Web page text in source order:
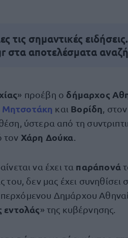
τις σημαντικές ειδήσεις.
στα αποτελέσματα
» προέβη ο δήμαρχος
Μητσοτάκη και Βορίδη ,
ύστερα από τη
τον Χάρη Δούκα
να έχει τα παράπονά
του, δεν μας έχει συνηθίσει
Δημάρχου
εντολάς» της κυβέρνησης.